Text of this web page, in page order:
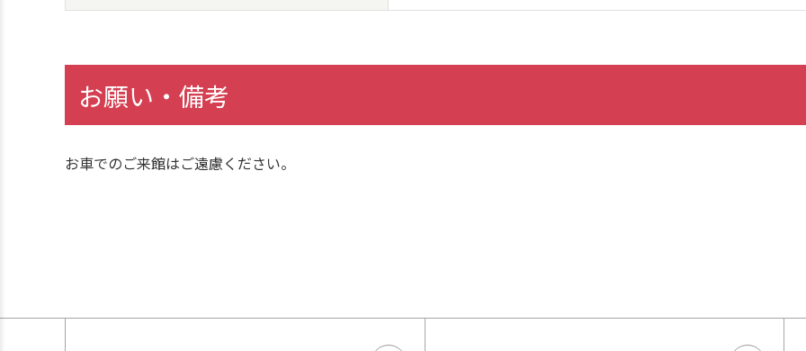
お願い・備考
お車でのご来館はご遠慮ください。